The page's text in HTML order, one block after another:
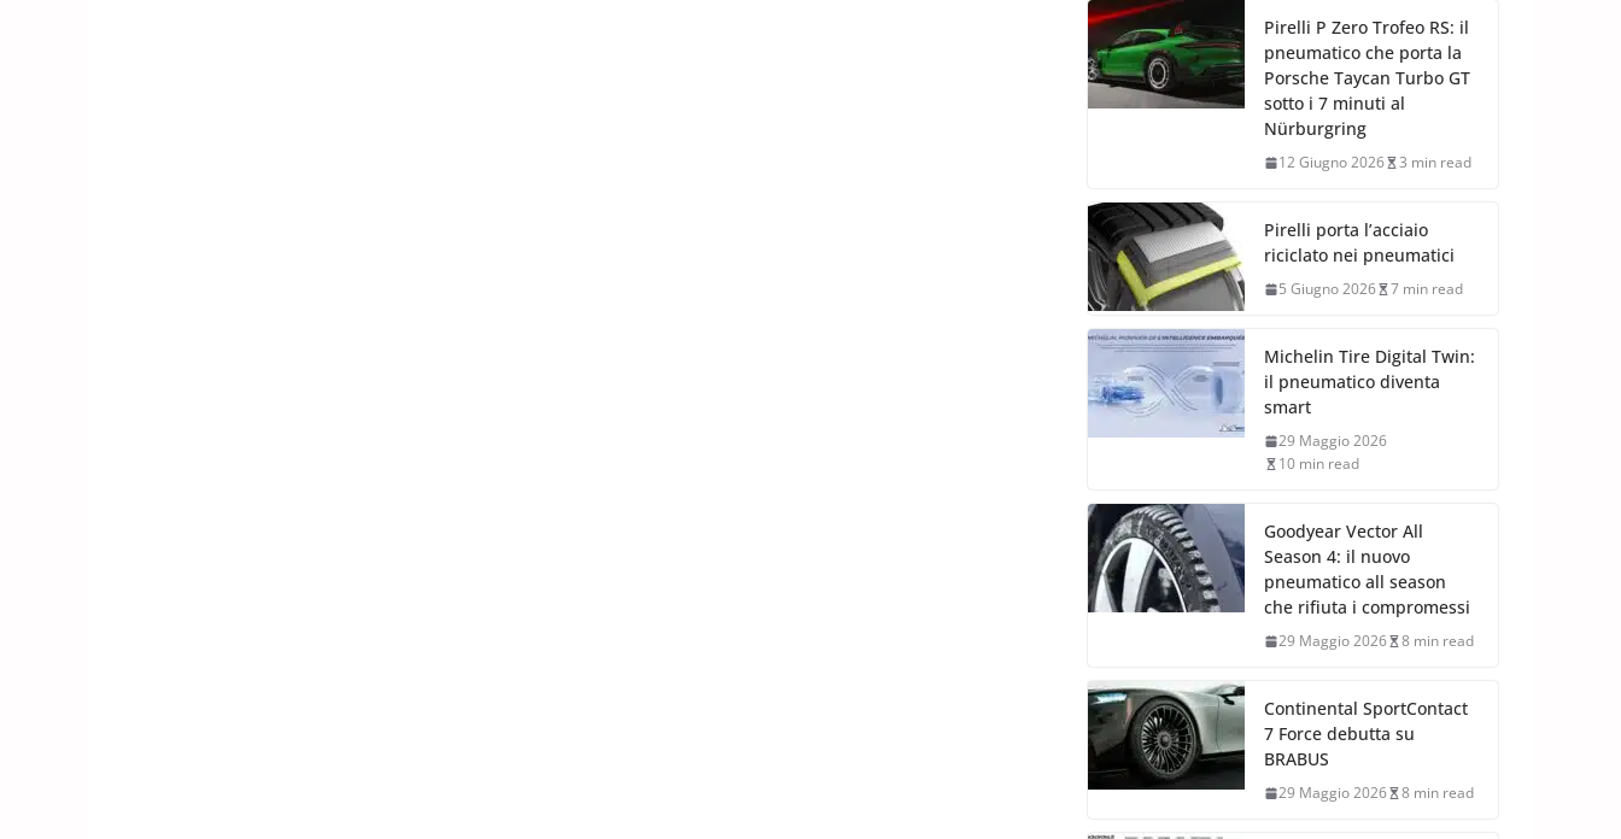
Pirelli P Zero Trofeo RS: il
pneumatico che porta la
Porsche Taycan Turbo GT
sotto i 7 minuti al
Nürburgring
12 Giugno 2026 3 min read
Pirelli porta l’acciaio
riciclato nei pneumatici
5 Giugno 2026 7 min read
Michelin Tire Digital Twin:
il pneumatico diventa
smart
29 Maggio 2026
10 min read
Goodyear Vector All
Season 4: il nuovo
pneumatico all season
che rifiuta i compromessi
29 Maggio 2026 8 min read
Continental SportContact
7 Force debutta su
BRABUS
29 Maggio 2026 8 min read